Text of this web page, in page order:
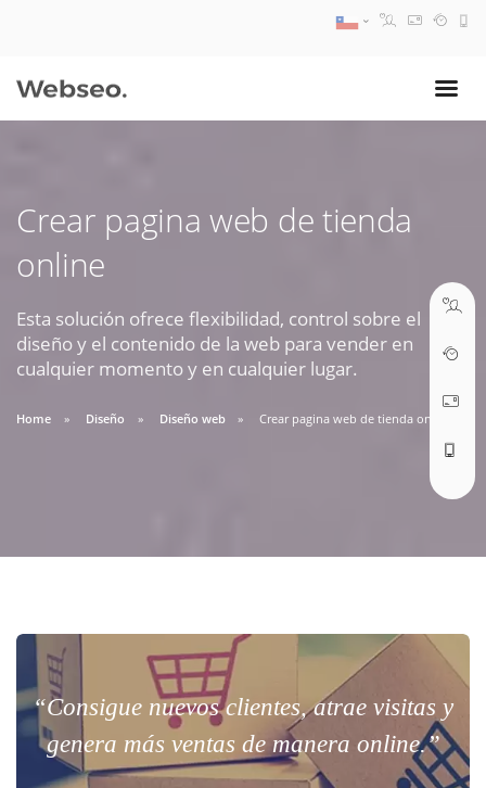
Crear pagina web de tienda
online
Esta solución ofrece flexibilidad, control sobre el
diseño y el contenido de la web para vender en
cualquier momento y en cualquier lugar.
Home Diseño Diseño web Crear pagina web de tienda online
“Consigue nuevos clientes, atrae visitas y
genera más ventas de manera online.”
09:30 AM A 18:30 PM
ABRIR TICKET